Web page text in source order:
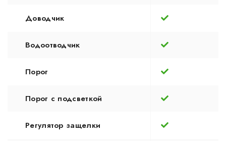
Доводчик
Водоотводчик
Порог
Порог с подсветкой
Регулятор защелки